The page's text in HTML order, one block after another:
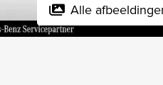
Alle